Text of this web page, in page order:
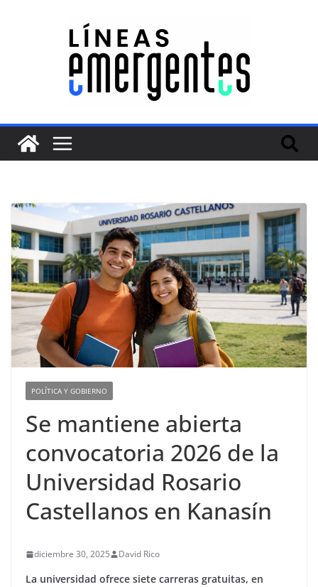
POLÍTICA Y GOBIERNO
Se mantiene abierta
convocatoria 2026 de la
Universidad Rosario
Castellanos en Kanasín
diciembre 30, 2025 David Rico
La universidad ofrece siete carreras gratuitas, en